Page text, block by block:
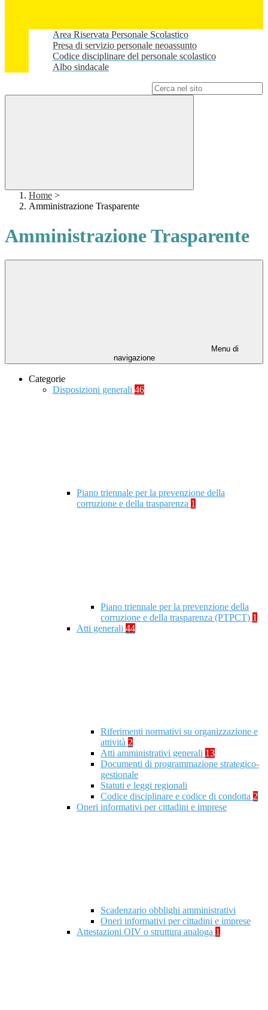
Area Riservata Personale Scolastico
Presa di servizio personale neoassunto
Codice disciplinare del personale scolastico
Albo sindacale
Home >
Amministrazione Trasparente
Amministrazione Trasparente
Menu di
navigazione
Categorie
Disposizioni generali 46
Piano triennale per la prevenzione della
corruzione e della trasparenza 1
Piano triennale per la prevenzione della
corruzione e della trasparenza (PTPCT) 1
Atti generali 44
Riferimenti normativi su organizzazione e
attività 2
Atti amministrativi generali 13
Documenti di programmazione strategico-
gestionale
Statuti e leggi regionali
Codice disciplinare e codice di condotta 2
Oneri informativi per cittadini e imprese
Scadenzario obblighi amministrativi
Oneri informativi per cittadini e imprese
Attestazioni OIV o struttura analoga 1